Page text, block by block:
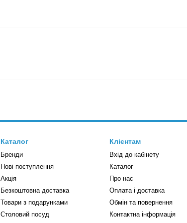
Каталог
Бренди
Нові поступлення
Акція
Безкоштовна доставка
Товари з подарунками
Столовий посуд
Клієнтам
Вхід до кабінету
Каталог
Про нас
Оплата і доставка
Обмін та повернення
Контактна інформація